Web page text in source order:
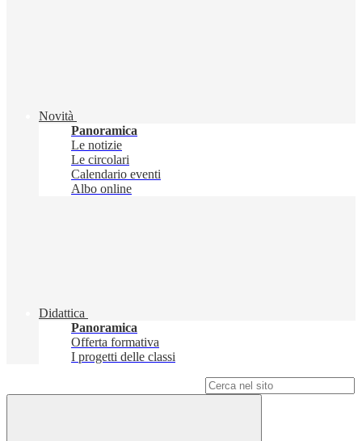
Novità
Panoramica
Le notizie
Le circolari
Calendario eventi
Albo online
Didattica
Panoramica
Offerta formativa
I progetti delle classi